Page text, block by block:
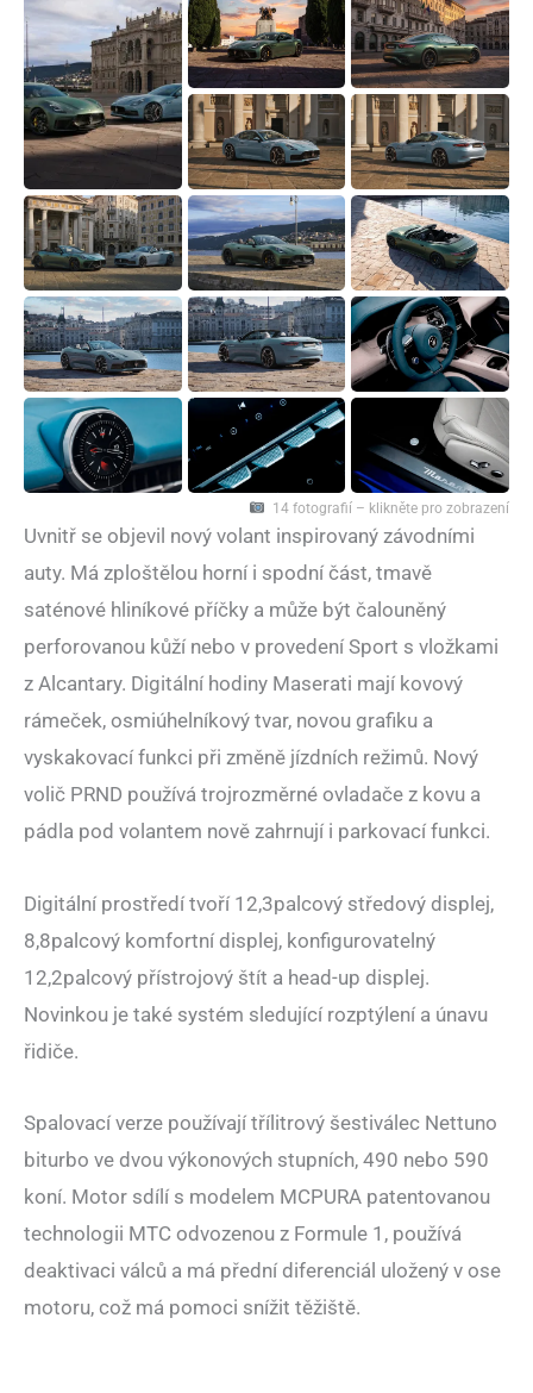
14 fotografií – klikněte pro zobrazení
Uvnitř se objevil nový volant inspirovaný závodními
auty. Má zploštělou horní i spodní část, tmavě
saténové hliníkové příčky a může být čalouněný
perforovanou kůží nebo v provedení Sport s vložkami
z Alcantary. Digitální hodiny Maserati mají kovový
rámeček, osmiúhelníkový tvar, novou grafiku a
vyskakovací funkci při změně jízdních režimů. Nový
volič PRND používá trojrozměrné ovladače z kovu a
pádla pod volantem nově zahrnují i parkovací funkci.
Digitální prostředí tvoří 12,3palcový středový displej,
8,8palcový komfortní displej, konfigurovatelný
12,2palcový přístrojový štít a head-up displej.
Novinkou je také systém sledující rozptýlení a únavu
řidiče.
Spalovací verze používají třílitrový šestiválec Nettuno
biturbo ve dvou výkonových stupních, 490 nebo 590
koní. Motor sdílí s modelem MCPURA patentovanou
technologii MTC odvozenou z Formule 1, používá
deaktivaci válců a má přední diferenciál uložený v ose
motoru, což má pomoci snížit těžiště.